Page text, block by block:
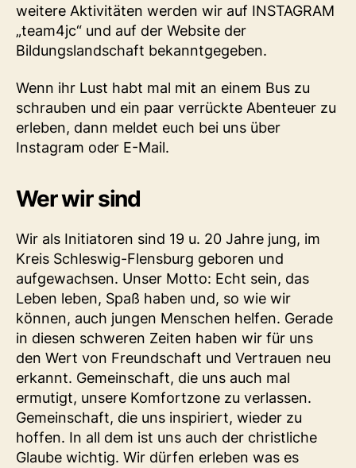
weitere Aktivitäten werden wir auf INSTAGRAM
„team4jc“ und auf der Website der
Bildungslandschaft bekanntgegeben.
Wenn ihr Lust habt mal mit an einem Bus zu
schrauben und ein paar verrückte Abenteuer zu
erleben, dann meldet euch bei uns über
Instagram oder E-Mail.
Wer wir sind
Wir als Initiatoren sind 19 u. 20 Jahre jung, im
Kreis Schleswig-Flensburg geboren und
aufgewachsen. Unser Motto: Echt sein, das
Leben leben, Spaß haben und, so wie wir
können, auch jungen Menschen helfen. Gerade
in diesen schweren Zeiten haben wir für uns
den Wert von Freundschaft und Vertrauen neu
erkannt. Gemeinschaft, die uns auch mal
ermutigt, unsere Komfortzone zu verlassen.
Gemeinschaft, die uns inspiriert, wieder zu
hoffen. In all dem ist uns auch der christliche
Glaube wichtig. Wir dürfen erleben was es